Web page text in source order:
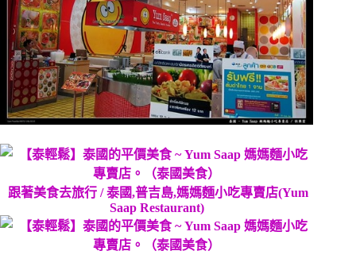
跟著美食去旅行 / 泰國,普吉島,媽媽麵小吃專賣店(Yum
Saap Restaurant)